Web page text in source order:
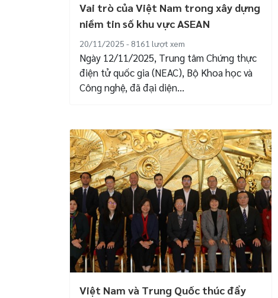
Vai trò của Việt Nam trong xây dựng
niềm tin số khu vực ASEAN
20/11/2025 - 8161 lượt xem
Ngày 12/11/2025, Trung tâm Chứng thực
điện tử quốc gia (NEAC), Bộ Khoa học và
Công nghệ, đã đại diện...
Việt Nam và Trung Quốc thúc đẩy